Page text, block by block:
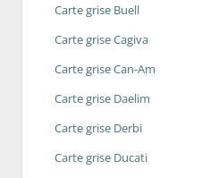
Carte grise Buell
Carte grise Cagiva
Carte grise Can-Am
Carte grise Daelim
Carte grise Derbi
Carte grise Ducati